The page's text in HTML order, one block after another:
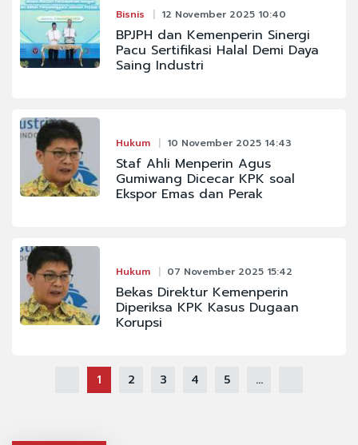
Bisnis 12 November 2025 10:40
BPJPH dan Kemenperin Sinergi
Pacu Sertifikasi Halal Demi Daya
Saing Industri
Hukum 10 November 2025 14:43
Staf Ahli Menperin Agus
Gumiwang Dicecar KPK soal
Ekspor Emas dan Perak
Hukum 07 November 2025 15:42
Bekas Direktur Kemenperin
Diperiksa KPK Kasus Dugaan
Korupsi
1 2 3 4 5 ...